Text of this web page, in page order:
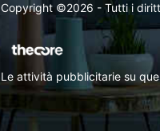
Copyright ©2026 - Tutti i
Le attività pubblicitarie su